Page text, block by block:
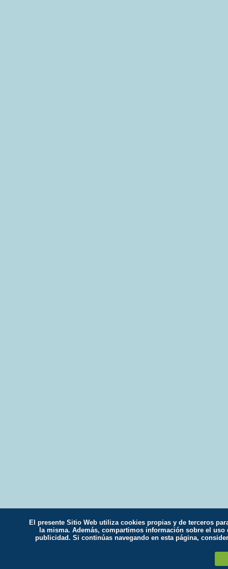
El presente Sitio Web utiliza cookies propias y de terceros
la misma. Además, compartimos información sobre el
publicidad. Si continúas navegando en esta página,